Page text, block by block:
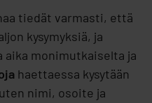
tiedät varmasti, että
kysymyksiä, ja
aika monimutkaiselta ja
haettaessa kysytään
nimi, osoite ja